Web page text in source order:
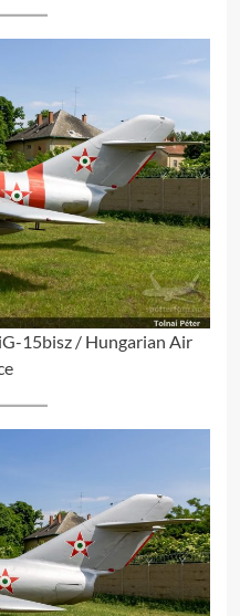
15bisz / Hungarian Air